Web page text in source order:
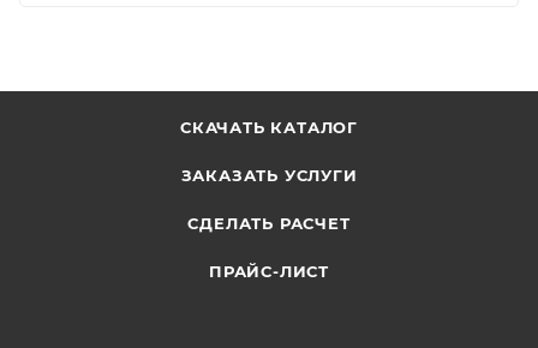
СКАЧАТЬ КАТАЛОГ
ЗАКАЗАТЬ УСЛУГИ
СДЕЛАТЬ РАСЧЕТ
ПРАЙС-ЛИСТ